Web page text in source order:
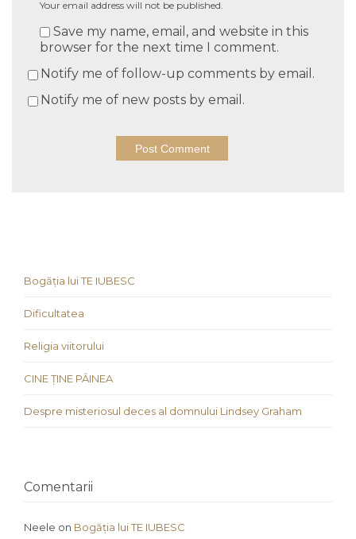
Your email address will not be published.
Save my name, email, and website in this
browser for the next time I comment.
Notify me of follow-up comments by email.
Notify me of new posts by email.
Bogăția lui TE IUBESC
Dificultatea
Religia viitorului
CINE ȚINE PÂINEA
Despre misteriosul deces al domnului Lindsey Graham
Comentarii
Neele on Bogăția lui TE IUBESC